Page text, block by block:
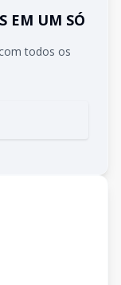
EM UM SÓ
todos os